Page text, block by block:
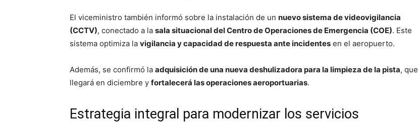
El viceministro también informó sobre la instalación de un nuevo sistema de videovigilancia
(CCTV), conectado a la sala situacional del Centro de Operaciones de Emergencia (COE). Este
sistema optimiza la vigilancia y capacidad de respuesta ante incidentes en el aeropuerto.
Además, se confirmó la adquisición de una nueva deshulizadora para la limpieza de la pista, que
llegará en diciembre y fortalecerá las operaciones aeroportuarias.
Estrategia integral para modernizar los servicios